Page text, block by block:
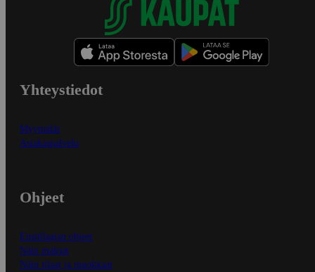
Yhteystiedot
Myymälät
Asiakaspalvelu
Ohjeet
Ensitilaajan ohjeet
Näin maksat
Näin tilaat ja muokkaat